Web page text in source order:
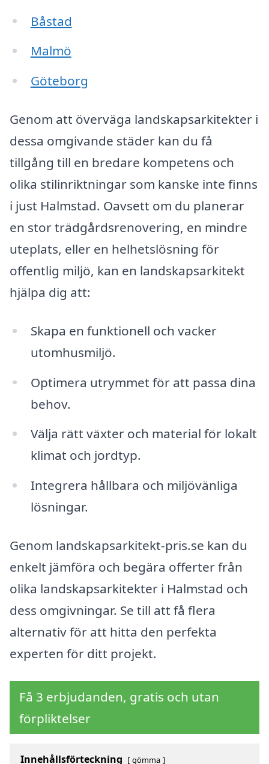
Båstad
Malmö
Göteborg
Genom att överväga landskapsarkitekter i
dessa omgivande städer kan du få
tillgång till en bredare kompetens och
olika stilinriktningar som kanske inte finns
i just Halmstad. Oavsett om du planerar
en stor trädgårdsrenovering, en mindre
uteplats, eller en helhetslösning för
offentlig miljö, kan en landskapsarkitekt
hjälpa dig att:
Skapa en funktionell och vacker
utomhusmiljö.
Optimera utrymmet för att passa dina
behov.
Välja rätt växter och material för lokalt
klimat och jordtyp.
Integrera hållbara och miljövänliga
lösningar.
Genom landskapsarkitekt-pris.se kan du
enkelt jämföra och begära offerter från
olika landskapsarkitekter i Halmstad och
dess omgivningar. Se till att få flera
alternativ för att hitta den perfekta
experten för ditt projekt.
Få 3 erbjudanden, gratis och utan
förpliktelser
Innehållsförteckning gömma